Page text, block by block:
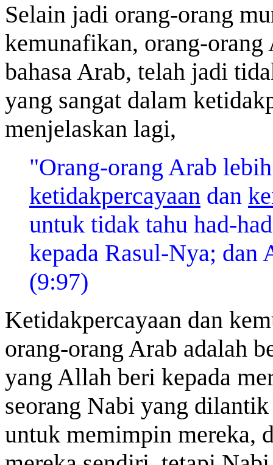
Selain jadi orang-orang
kemunafikan, orang-
bahasa Arab, telah jadi
yang sangat dalam
menjelaskan lagi,
"Orang-orang Arab
ketidakpercayaan dan
untuk tidak tahu had-
kepada Rasul-Nya;
(9:97)
Ketidakpercayaan dan
orang-orang Arab adalah
yang Allah beri kepada
seorang Nabi yang
untuk memimpin mereka,